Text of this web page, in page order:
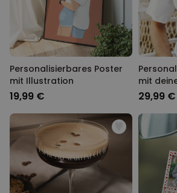
Personalisierbares Poster
mit Illustration
19,99 €
mit
29,99 €
PERFORMANCE
MARKETING